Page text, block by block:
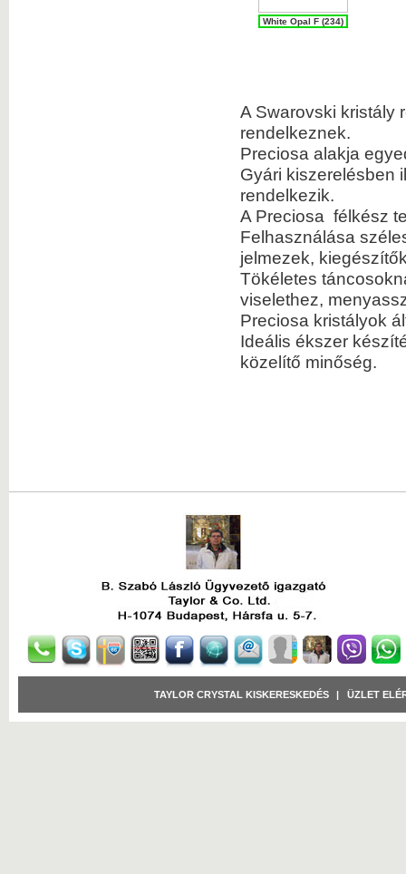
White Opal F (234)
A Swarovski kristály
rendelkeznek.
Preciosa alakja
Gyári kiszerelésben
rendelkezik.
A Preciosa félkész
Felhasználása
jelmezek,
Tökéletes
viselethez,
Preciosa kristályok
Ideális ékszer
közelítő minőség.
TAYLOR CRYSTAL KISKERESKEDÉS | ÜZLET